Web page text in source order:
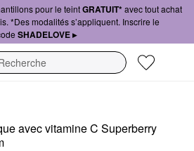
pour le teintGRATUIT*avec tout achat
*Des modalités s’appliquent. Inscrire le
SHADELOVE ▸
avec vitamine C Superberry